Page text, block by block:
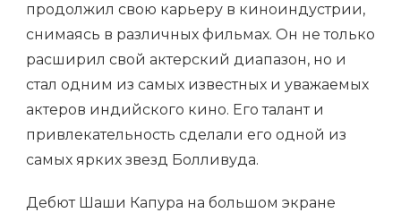
продолжил свою карьеру в киноиндустрии,
снимаясь в различных фильмах. Он не только
расширил свой актерский диапазон, но и
стал одним из самых известных и уважаемых
актеров индийского кино. Его талант и
привлекательность сделали его одной из
самых ярких звезд Болливуда.
Дебют Шаши Капура на большом экране